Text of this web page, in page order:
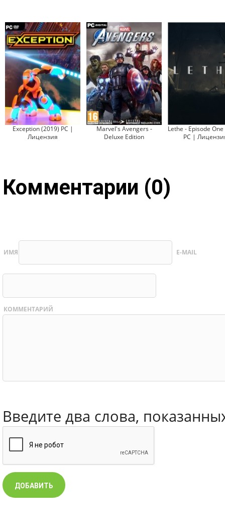
Exception (2019) PC |
Лицензия
Marvel's Avengers -
Deluxe Edition
Lethe - Episode
PC |
Комментарии (0)
ИМЯ E-MAIL
КОММЕНТАРИЙ
Введите два слова,